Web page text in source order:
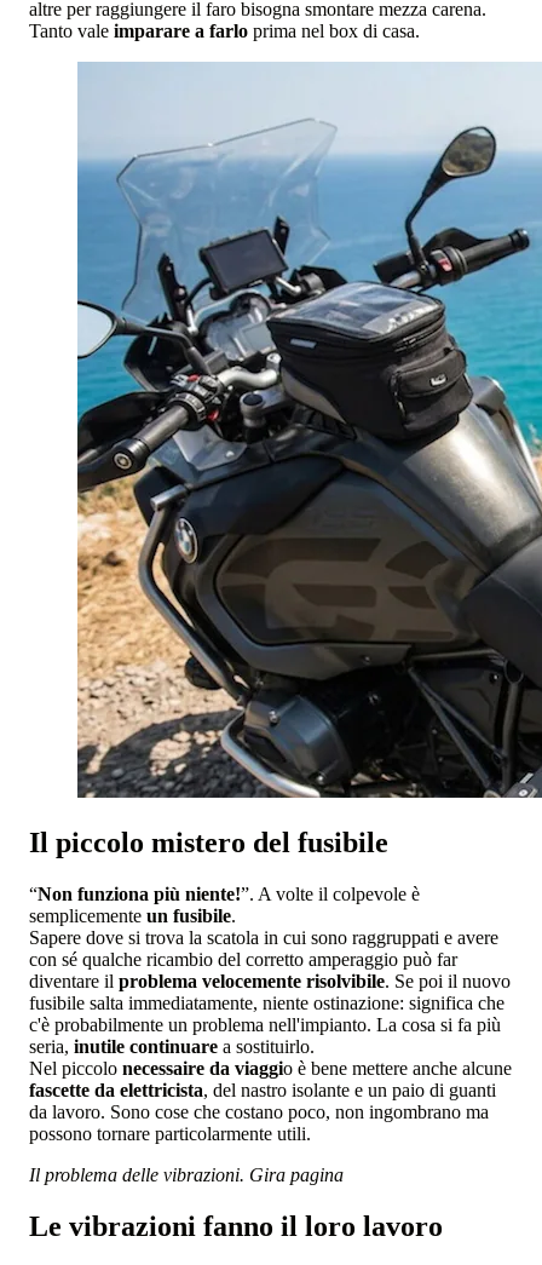
altre per raggiungere il faro bisogna smontare mezza carena.
Tanto vale imparare a farlo prima nel box di casa.
Il piccolo mistero del fusibile
“Non funziona più niente!”. A volte il colpevole è
semplicemente un fusibile.
Sapere dove si trova la scatola in cui sono raggruppati e avere
con sé qualche ricambio del corretto amperaggio può far
diventare il problema velocemente risolvibile. Se poi il nuovo
fusibile salta immediatamente, niente ostinazione: significa che
c'è probabilmente un problema nell'impianto. La cosa si fa più
seria, inutile continuare a sostituirlo.
Nel piccolo necessaire da viaggio è bene mettere anche alcune
fascette da elettricista, del nastro isolante e un paio di guanti
da lavoro. Sono cose che costano poco, non ingombrano ma
possono tornare particolarmente utili.
Il problema delle vibrazioni. Gira pagina
Le vibrazioni fanno il loro lavoro